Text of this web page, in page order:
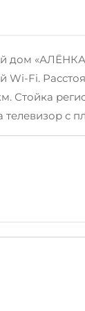
Wi-Fi.
телевизор